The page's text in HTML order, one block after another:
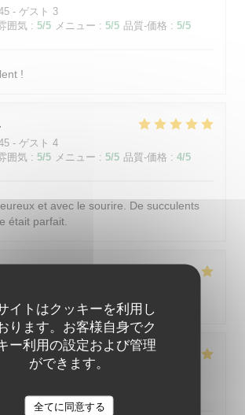
イトはクッキーを利用し
ります。お客様自身でク
ー利用の設定および管理
ができます。
全てに同意する
- ゲスト 3
囲気 : 5/5 メニュー : 5/5 品質-価格 : 5/5
!
- ゲスト 4
囲気 : 5/5 メニュー : 5/5 品質-価格 : 4/5
et avec le sourire. De succulents
était parfait.
囲気 : 5/5 メニュー: 5/5 品質-価格
- ゲスト 4